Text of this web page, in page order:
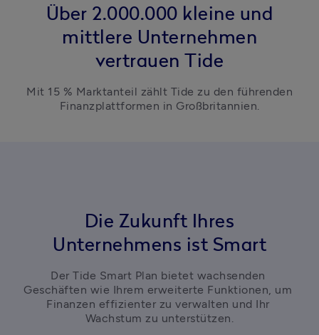
Über 2.000.000 kleine und
mittlere Unternehmen
vertrauen Tide
Mit 15 % Marktanteil zählt Tide zu den führenden
Finanzplattformen in Großbritannien.
Die Zukunft Ihres
Unternehmens ist Smart
Der Tide Smart Plan bietet wachsenden
Geschäften wie Ihrem erweiterte Funktionen, um
Finanzen effizienter zu verwalten und Ihr
Wachstum zu unterstützen.